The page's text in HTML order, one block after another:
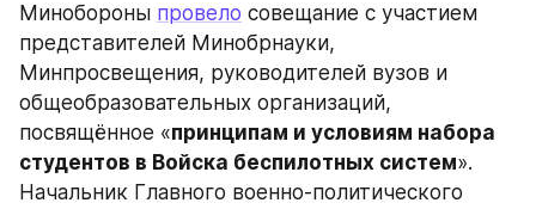
Минобороны провело совещание с участием
представителей Минобрнауки,
Минпросвещения, руководителей вузов и
общеобразовательных организаций,
посвящённое «принципам и условиям набора
студентов в Войска беспилотных систем».
Начальник Главного военно-политического